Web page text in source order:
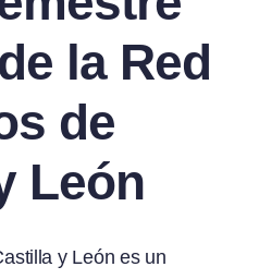
la Red
de
León
y León es un